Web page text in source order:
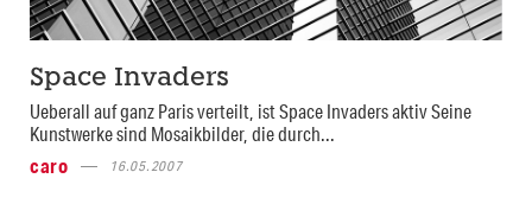
Space Invaders
Ueberall auf ganz Paris verteilt, ist Space Invaders aktiv Seine
Kunstwerke sind Mosaikbilder, die durch...
caro
16.05.2007